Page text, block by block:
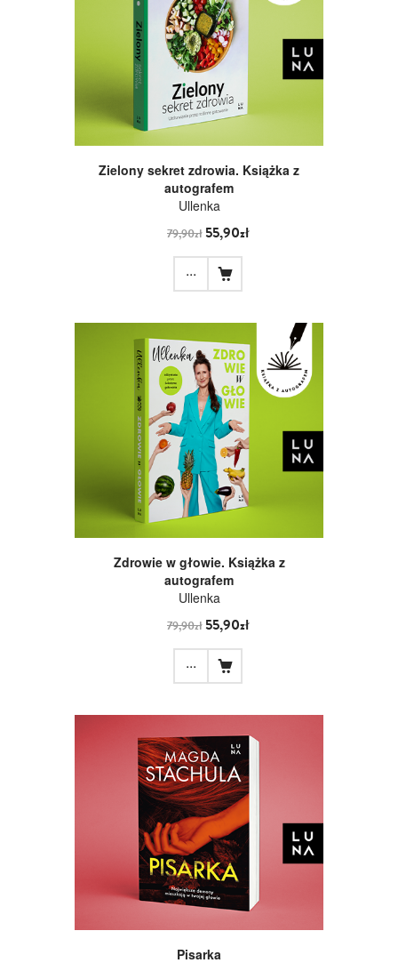
Zielony sekret zdrowia. Książka z
autografem
Ullenka
79,90zł55,90zł
...
Zdrowie w głowie. Książka z
autografem
Ullenka
79,90zł55,90zł
...
Pisarka